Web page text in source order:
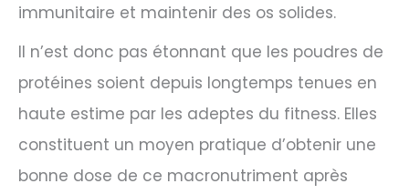
immunitaire et maintenir des os solides.
Il n’est donc pas étonnant que les poudres de
protéines soient depuis longtemps tenues en
haute estime par les adeptes du fitness. Elles
constituent un moyen pratique d’obtenir une
bonne dose de ce macronutriment après